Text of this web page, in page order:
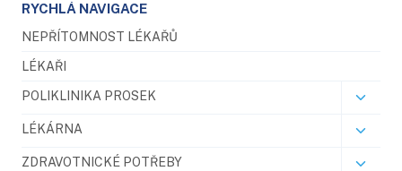
RYCHLÁ NAVIGACE
NEPŘÍTOMNOST LÉKAŘŮ
LÉKAŘI
POLIKLINIKA PROSEK
LÉKÁRNA
ZDRAVOTNICKÉ POTŘEBY